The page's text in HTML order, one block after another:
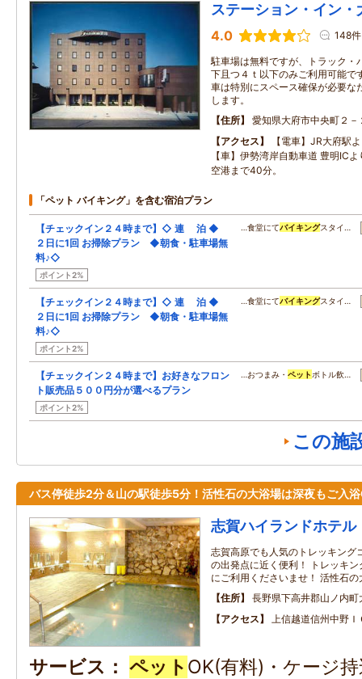
ステーション・イン・
4.0 148件
駐車場は無料ですが、トラック・
下且つ４ｔ以下のみご利用可能で
車は特別にスペース確保が必要な
します。
住所
愛知県大府市中央町２－
アクセス
【電車】JR大府駅
【車】伊勢湾岸自動車道 豊明IC
空港まで40分。
「ペット バイキング」を含む宿泊プラン
【チェックイン２４時まで】◇ 連 泊 ◆
２日に1回 お掃除プラン ◆朝食・駐車場無
料♪◇
ポイント2%
…食堂にてバイキングスタイ…
【チェックイン２４時まで】◇ 連 泊 ◆
２日に1回 お掃除プラン ◆朝食・駐車場無
料♪◇
ポイント2%
…食堂にてバイキングスタイ…
【チェックイン２４時まで】お好きなフロン
ト販売品５００円分が選べるプラン
ポイント2%
…おつまみ・ ペット ボトル飲…
この施
バス停徒歩2分＆山の駅徒歩5分！活性石の大浴場は深夜もご入
志賀ハイランドホテル
志賀高原でも人気のトレッキング
の出発点に近く便利！ トレッキ
にご利用くださいませ！ 活性石
住所
長野県下高井郡山ノ内
アクセス
上信越道信州中野
サービス ペット OK(有料)・ケージ